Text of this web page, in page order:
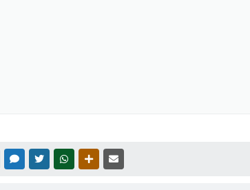
FACEBOOKMESSENGER
TWITTERWHATSAPPOUTRAS MÍDIAS